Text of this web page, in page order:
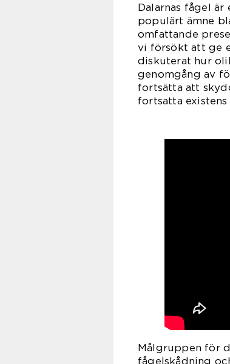
Dalarnas fågel
populärt ämne
omfattande
vi försökt att ge
diskuterat hur
genomgång av
fortsätta att
fortsatta
Målgruppen för
fågelskådning